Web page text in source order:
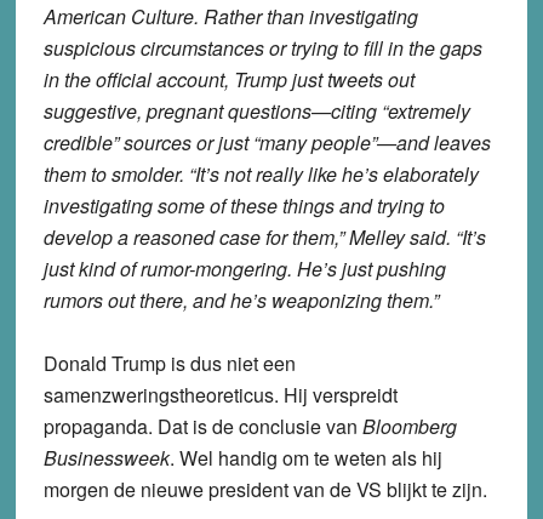
American Culture. Rather than investigating
suspicious circumstances or trying to fill in the gaps
in the official account, Trump just tweets out
suggestive, pregnant questions—citing “extremely
credible” sources or just “many people”—and leaves
them to smolder. “It’s not really like he’s elaborately
investigating some of these things and trying to
develop a reasoned case for them,” Melley said. “It’s
just kind of rumor-mongering. He’s just pushing
rumors out there, and he’s weaponizing them.”
Donald Trump is dus niet een
samenzweringstheoreticus. Hij verspreidt
propaganda. Dat is de conclusie van Bloomberg
Businessweek. Wel handig om te weten als hij
morgen de nieuwe president van de VS blijkt te zijn.